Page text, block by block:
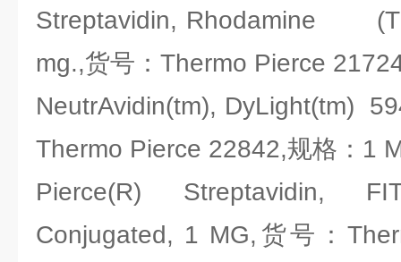
Streptavidin, Rhodamine
mg.,货号：Thermo Pierce
NeutrAvidin(tm), DyLight(tm)
Thermo Pierce 22842,规格：1
Pierce(R) Streptavidin,
Conjugated, 1 MG,货号：